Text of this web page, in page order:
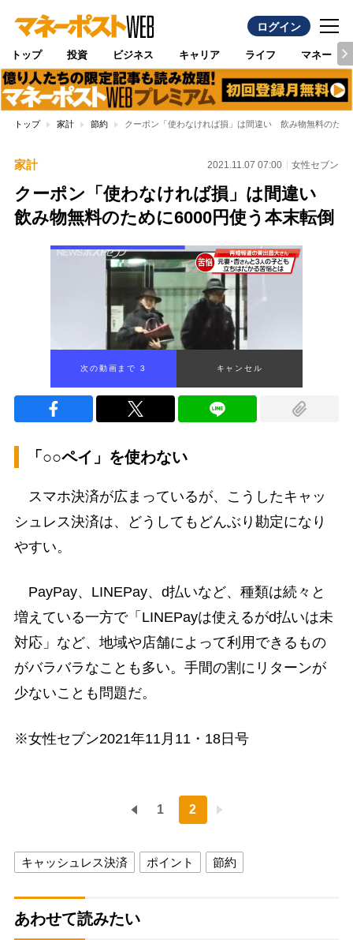
ログイン
トップ 投資 ビジネス キャリア ライフ マネー
トップ 家計 節約 クーポン「使わなければ損」は間違い 飲み物無料のため
家計 2021.11.07 07:00 女性セブン
クーポン「使わなければ損」は間違い
飲み物無料のために6000円使う本末転倒
次の動画まで 2 キャンセル
「○○ペイ」を使わない
スマホ決済が広まっているが、こうしたキャッ
シュレス決済は、どうしてもどんぶり勘定になり
やすい。
PayPay、LINEPay、d払いなど、種類は続々と
増えている一方で「LINEPayは使えるがd払いは未
対応」など、地域や店舗によって利用できるもの
がバラバラなことも多い。手間の割にリターンが
少ないことも問題だ。
※女性セブン2021年11月11・18日号
1 2
キャッシュレス決済 ポイント 節約
あわせて読みたい